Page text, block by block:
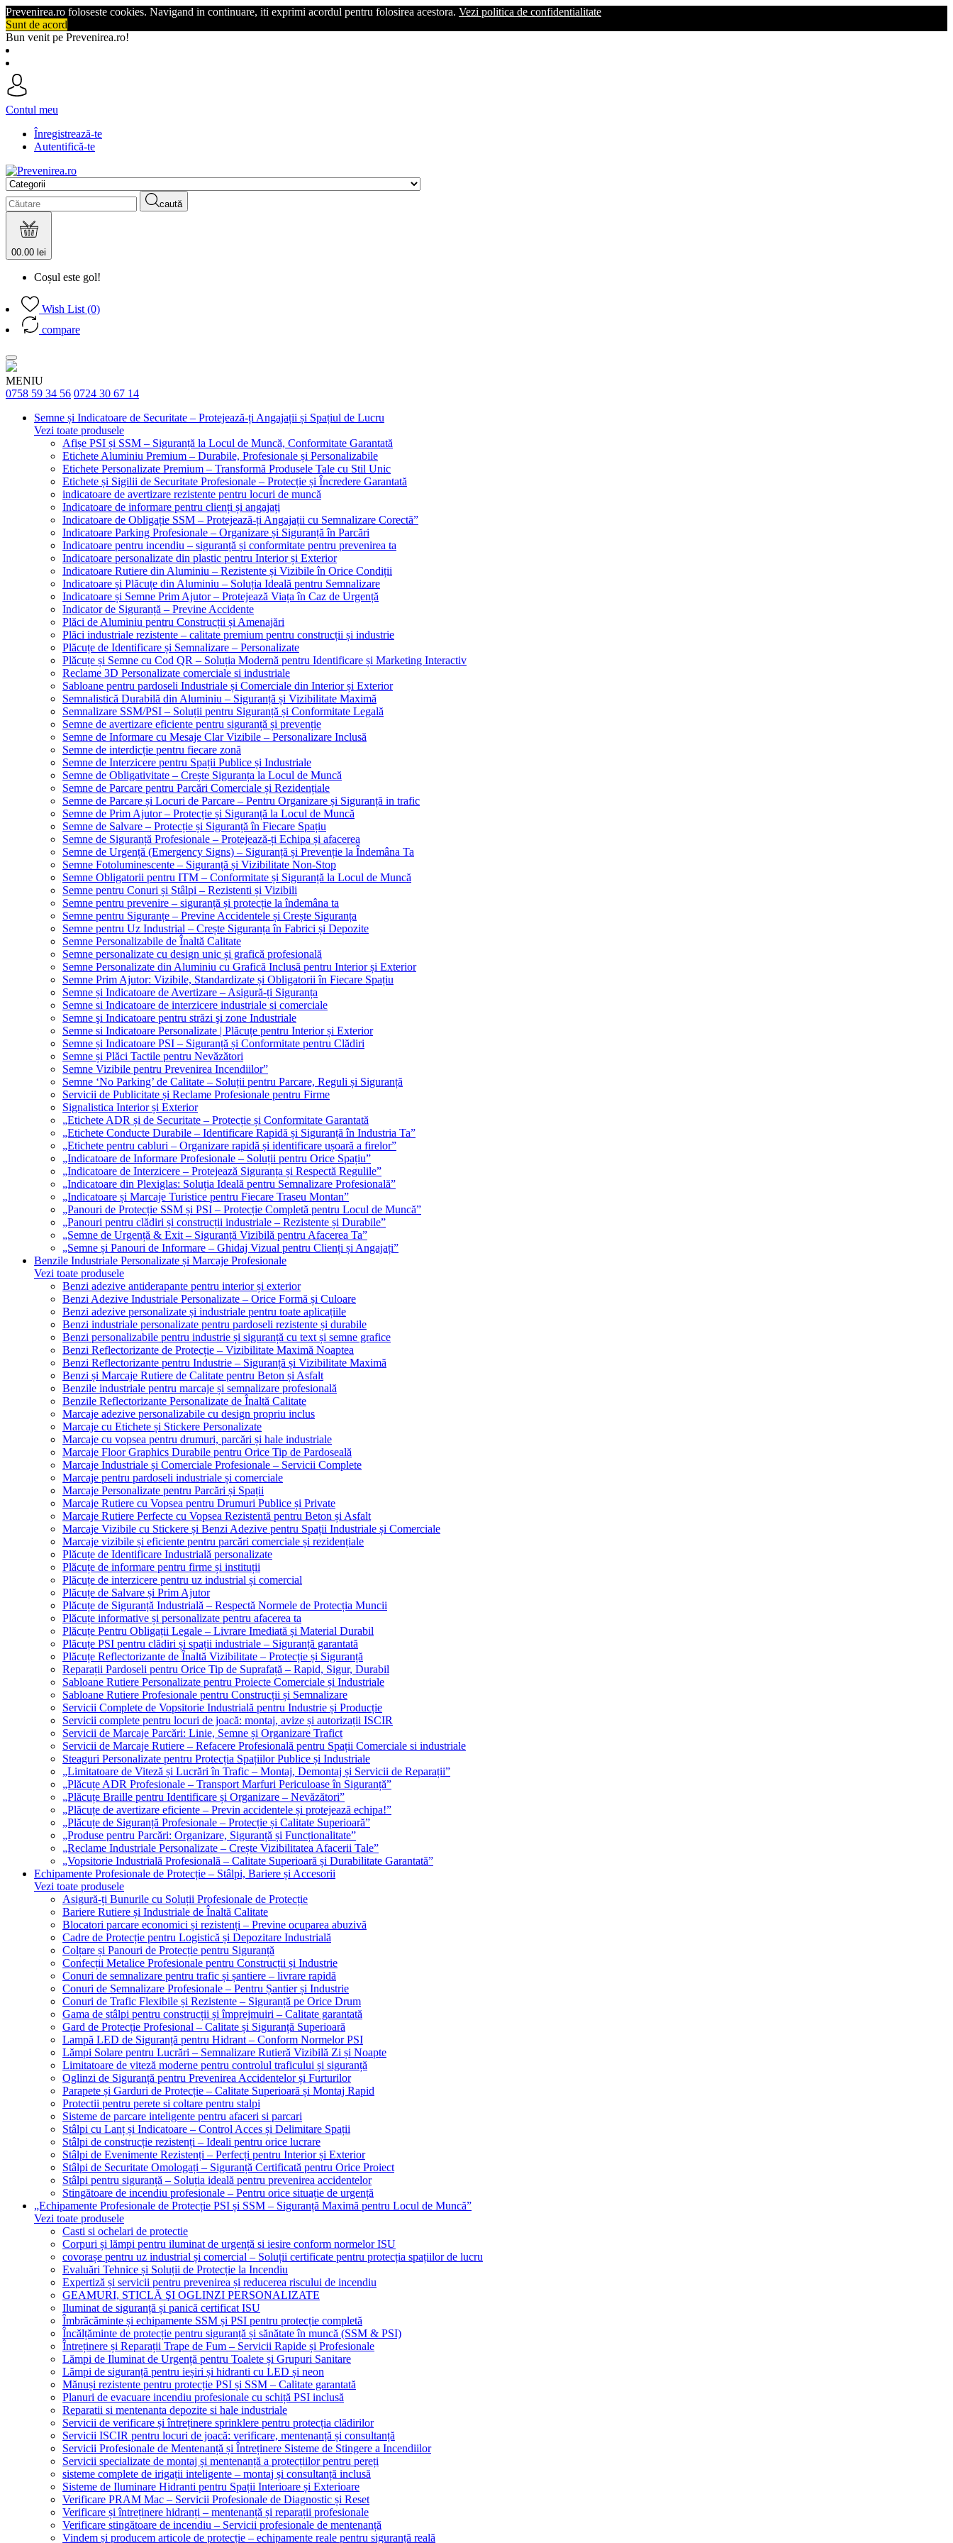
Prevenirea.ro foloseste cookies. Navigand in continuare, iti exprimi acordul pentru folosirea acestora. Vezi politica de confidentialitate
Sunt de acord
Bun venit pe Prevenirea.ro!
Contul meu
Înregistrează-te
Autentifică-te
caută
00.00 lei
Coșul este gol!
Wish List (0)
compare
MENIU
0758 59 34 56 0724 30 67 14
Semne și Indicatoare de Securitate – Protejează-ți Angajații și Spațiul de Lucru
Vezi toate produsele
Afișe PSI și SSM – Siguranță la Locul de Muncă, Conformitate Garantată
Etichete Aluminiu Premium – Durabile, Profesionale și Personalizabile
Etichete Personalizate Premium – Transformă Produsele Tale cu Stil Unic
Etichete și Sigilii de Securitate Profesionale – Protecție și Încredere Garantată
indicatoare de avertizare rezistente pentru locuri de muncă
Indicatoare de informare pentru clienți și angajați
Indicatoare de Obligație SSM – Protejează-ți Angajații cu Semnalizare Corectă”
Indicatoare Parking Profesionale – Organizare și Siguranță în Parcări
Indicatoare pentru incendiu – siguranță și conformitate pentru prevenirea ta
Indicatoare personalizate din plastic pentru Interior și Exterior
Indicatoare Rutiere din Aluminiu – Rezistente și Vizibile în Orice Condiții
Indicatoare și Plăcuțe din Aluminiu – Soluția Ideală pentru Semnalizare
Indicatoare și Semne Prim Ajutor – Protejează Viața în Caz de Urgență
Indicator de Siguranță – Previne Accidente
Plăci de Aluminiu pentru Construcții și Amenajări
Plăci industriale rezistente – calitate premium pentru construcții și industrie
Plăcuțe de Identificare și Semnalizare – Personalizate
Plăcuțe și Semne cu Cod QR – Soluția Modernă pentru Identificare și Marketing Interactiv
Reclame 3D Personalizate comerciale si industriale
Sabloane pentru pardoseli Industriale și Comerciale din Interior și Exterior
Semnalistică Durabilă din Aluminiu – Siguranță și Vizibilitate Maximă
Semnalizare SSM/PSI – Soluții pentru Siguranță și Conformitate Legală
Semne de avertizare eficiente pentru siguranță și prevenție
Semne de Informare cu Mesaje Clar Vizibile – Personalizare Inclusă
Semne de interdicție pentru fiecare zonă
Semne de Interzicere pentru Spații Publice și Industriale
Semne de Obligativitate – Crește Siguranța la Locul de Muncă
Semne de Parcare pentru Parcări Comerciale și Rezidențiale
Semne de Parcare și Locuri de Parcare – Pentru Organizare și Siguranță in trafic
Semne de Prim Ajutor – Protecție și Siguranță la Locul de Muncă
Semne de Salvare – Protecție și Siguranță în Fiecare Spațiu
Semne de Siguranță Profesionale – Protejează-ți Echipa și afacerea
Semne de Urgență (Emergency Signs) – Siguranță și Prevenție la Îndemâna Ta
Semne Fotoluminescente – Siguranță și Vizibilitate Non-Stop
Semne Obligatorii pentru ITM – Conformitate și Siguranță la Locul de Muncă
Semne pentru Conuri și Stâlpi – Rezistenti și Vizibili
Semne pentru prevenire – siguranță și protecție la îndemâna ta
Semne pentru Siguranțe – Previne Accidentele și Crește Siguranța
Semne pentru Uz Industrial – Crește Siguranța în Fabrici și Depozite
Semne Personalizabile de Înaltă Calitate
Semne personalizate cu design unic și grafică profesională
Semne Personalizate din Aluminiu cu Grafică Inclusă pentru Interior și Exterior
Semne Prim Ajutor: Vizibile, Standardizate și Obligatorii în Fiecare Spațiu
Semne și Indicatoare de Avertizare – Asigură-ți Siguranța
Semne si Indicatoare de interzicere industriale si comerciale
Semne şi Indicatoare pentru străzi şi zone Industriale
Semne si Indicatoare Personalizate | Plăcuțe pentru Interior și Exterior
Semne și Indicatoare PSI – Siguranță și Conformitate pentru Clădiri
Semne și Plăci Tactile pentru Nevăzători
Semne Vizibile pentru Prevenirea Incendiilor”
Semne ‘No Parking’ de Calitate – Soluții pentru Parcare, Reguli și Siguranță
Servicii de Publicitate și Reclame Profesionale pentru Firme
Signalistica Interior și Exterior
„Etichete ADR și de Securitate – Protecție și Conformitate Garantată
„Etichete Conducte Durabile – Identificare Rapidă și Siguranță în Industria Ta”
„Etichete pentru cabluri – Organizare rapidă și identificare ușoară a firelor”
„Indicatoare de Informare Profesionale – Soluții pentru Orice Spațiu”
„Indicatoare de Interzicere – Protejează Siguranța și Respectă Regulile”
„Indicatoare din Plexiglas: Soluția Ideală pentru Semnalizare Profesională”
„Indicatoare și Marcaje Turistice pentru Fiecare Traseu Montan”
„Panouri de Protecție SSM și PSI – Protecție Completă pentru Locul de Muncă”
„Panouri pentru clădiri și construcții industriale – Rezistente și Durabile”
„Semne de Urgență & Exit – Siguranță Vizibilă pentru Afacerea Ta”
„Semne și Panouri de Informare – Ghidaj Vizual pentru Clienți și Angajați”
Benzile Industriale Personalizate și Marcaje Profesionale
Vezi toate produsele
Benzi adezive antiderapante pentru interior și exterior
Benzi Adezive Industriale Personalizate – Orice Formă și Culoare
Benzi adezive personalizate și industriale pentru toate aplicațiile
Benzi industriale personalizate pentru pardoseli rezistente și durabile
Benzi personalizabile pentru industrie și siguranță cu text și semne grafice
Benzi Reflectorizante de Protecție – Vizibilitate Maximă Noaptea
Benzi Reflectorizante pentru Industrie – Siguranță și Vizibilitate Maximă
Benzi și Marcaje Rutiere de Calitate pentru Beton și Asfalt
Benzile industriale pentru marcaje și semnalizare profesională
Benzile Reflectorizante Personalizate de Înaltă Calitate
Marcaje adezive personalizabile cu design propriu inclus
Marcaje cu Etichete și Stickere Personalizate
Marcaje cu vopsea pentru drumuri, parcări și hale industriale
Marcaje Floor Graphics Durabile pentru Orice Tip de Pardoseală
Marcaje Industriale și Comerciale Profesionale – Servicii Complete
Marcaje pentru pardoseli industriale și comerciale
Marcaje Personalizate pentru Parcări și Spații
Marcaje Rutiere cu Vopsea pentru Drumuri Publice și Private
Marcaje Rutiere Perfecte cu Vopsea Rezistentă pentru Beton și Asfalt
Marcaje Vizibile cu Stickere și Benzi Adezive pentru Spații Industriale și Comerciale
Marcaje vizibile și eficiente pentru parcări comerciale și rezidențiale
Plăcuțe de Identificare Industrială personalizate
Plăcuțe de informare pentru firme și instituții
Plăcuțe de interzicere pentru uz industrial și comercial
Plăcuțe de Salvare și Prim Ajutor
Plăcuțe de Siguranță Industrială – Respectă Normele de Protecția Muncii
Plăcuțe informative și personalizate pentru afacerea ta
Plăcuțe Pentru Obligații Legale – Livrare Imediată și Material Durabil
Plăcuțe PSI pentru clădiri și spații industriale – Siguranță garantată
Plăcuțe Reflectorizante de Înaltă Vizibilitate – Protecție și Siguranță
Reparații Pardoseli pentru Orice Tip de Suprafață – Rapid, Sigur, Durabil
Sabloane Rutiere Personalizate pentru Proiecte Comerciale și Industriale
Sabloane Rutiere Profesionale pentru Construcții și Semnalizare
Servicii Complete de Vopsitorie Industrială pentru Industrie și Producție
Servicii complete pentru locuri de joacă: montaj, avize și autorizații ISCIR
Servicii de Marcaje Parcări: Linie, Semne și Organizare Trafict
Servicii de Marcaje Rutiere – Refacere Profesională pentru Spații Comerciale si industriale
Steaguri Personalizate pentru Protecția Spațiilor Publice și Industriale
„Limitatoare de Viteză și Lucrări în Trafic – Montaj, Demontaj și Servicii de Reparații”
„Plăcuțe ADR Profesionale – Transport Marfuri Periculoase în Siguranță”
„Plăcuțe Braille pentru Identificare și Organizare – Nevăzători”
„Plăcuțe de avertizare eficiente – Previn accidentele și protejează echipa!”
„Plăcuțe de Siguranță Profesionale – Protecție și Calitate Superioară”
„Produse pentru Parcări: Organizare, Siguranță și Funcționalitate”
„Reclame Industriale Personalizate – Crește Vizibilitatea Afacerii Tale”
„Vopsitorie Industrială Profesională – Calitate Superioară și Durabilitate Garantată”
Echipamente Profesionale de Protecție – Stâlpi, Bariere și Accesorii
Vezi toate produsele
Asigură-ți Bunurile cu Soluții Profesionale de Protecție
Bariere Rutiere și Industriale de Înaltă Calitate
Blocatori parcare economici și rezistenți – Previne ocuparea abuzivă
Cadre de Protecție pentru Logistică și Depozitare Industrială
Colțare și Panouri de Protecție pentru Siguranță
Confecții Metalice Profesionale pentru Construcții și Industrie
Conuri de semnalizare pentru trafic și șantiere – livrare rapidă
Conuri de Semnalizare Profesionale – Pentru Șantier și Industrie
Conuri de Trafic Flexibile și Rezistente – Siguranță pe Orice Drum
Gama de stâlpi pentru construcții și împrejmuiri – Calitate garantată
Gard de Protecție Profesional – Calitate și Siguranță Superioară
Lampă LED de Siguranță pentru Hidrant – Conform Normelor PSI
Lămpi Solare pentru Lucrări – Semnalizare Rutieră Vizibilă Zi și Noapte
Limitatoare de viteză moderne pentru controlul traficului și siguranță
Oglinzi de Siguranță pentru Prevenirea Accidentelor și Furturilor
Parapete și Garduri de Protecție – Calitate Superioară și Montaj Rapid
Protectii pentru perete si coltare pentru stalpi
Sisteme de parcare inteligente pentru afaceri si parcari
Stâlpi cu Lanț și Indicatoare – Control Acces și Delimitare Spații
Stâlpi de construcție rezistenți – Ideali pentru orice lucrare
Stâlpi de Evenimente Rezistenți – Perfecți pentru Interior și Exterior
Stâlpi de Securitate Omologați – Siguranță Certificată pentru Orice Proiect
Stâlpi pentru siguranță – Soluția ideală pentru prevenirea accidentelor
Stingătoare de incendiu profesionale – Pentru orice situație de urgență
„Echipamente Profesionale de Protecție PSI și SSM – Siguranță Maximă pentru Locul de Muncă”
Vezi toate produsele
Casti si ochelari de protectie
Corpuri și lămpi pentru iluminat de urgență si iesire conform normelor ISU
covorașe pentru uz industrial și comercial – Soluții certificate pentru protecția spațiilor de lucru
Evaluări Tehnice și Soluții de Protecție la Incendiu
Expertiză și servicii pentru prevenirea și reducerea riscului de incendiu
GEAMURI, STICLĂ ŞI OGLINZI PERSONALIZATE
Iluminat de siguranță și panică certificat ISU
Îmbrăcăminte și echipamente SSM și PSI pentru protecție completă
Încălțăminte de protecție pentru siguranță și sănătate în muncă (SSM & PSI)
Întreținere și Reparații Trape de Fum – Servicii Rapide și Profesionale
Lămpi de Iluminat de Urgență pentru Toalete și Grupuri Sanitare
Lămpi de siguranță pentru ieșiri și hidranti cu LED și neon
Mănuși rezistente pentru protecție PSI și SSM – Calitate garantată
Planuri de evacuare incendiu profesionale cu schiță PSI inclusă
Reparatii si mentenanta depozite si hale industriale
Servicii de verificare și întreținere sprinklere pentru protecția clădirilor
Servicii ISCIR pentru locuri de joacă: verificare, mentenanță și consultanță
Servicii Profesionale de Mentenanță și Întreținere Sisteme de Stingere a Incendiilor
Servicii specializate de montaj și mentenanță a protecțiilor pentru pereți
sisteme complete de irigații inteligente – montaj și consultanță inclusă
Sisteme de Iluminare Hidranti pentru Spații Interioare și Exterioare
Verificare PRAM Mac – Servicii Profesionale de Diagnostic și Reset
Verificare și întreținere hidranți – mentenanță și reparații profesionale
Verificare stingătoare de incendiu – Servicii profesionale de mentenanță
Vindem și producem articole de protecție – echipamente reale pentru siguranță reală